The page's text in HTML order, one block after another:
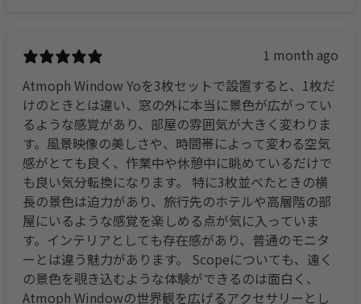
1 month ago
Atmoph Window Yoを3枚セットで設置すると、1枚だ
けのときとは違い、窓の外に本当に景色が広がってい
るような感覚があり、部屋の雰囲気が大きく変わりま
す。風景映像の美しさや、時間帯によって変わる空気
感がとても良く、作業中や休憩中に眺めているだけで
も良い気分転換になります。 特に3枚並べたときの横
長の景色は迫力があり、旅行先のホテルや高層階の部
屋にいるような感覚を楽しめる点が気に入っていま
す。インテリアとしても存在感があり、普通のモニタ
ーとは違う魅力があります。 Scopeについても、遠く
の景色を覗き込むような体験ができるのは面白く、
Atmoph Windowの世界観を広げるアクセサリーとし